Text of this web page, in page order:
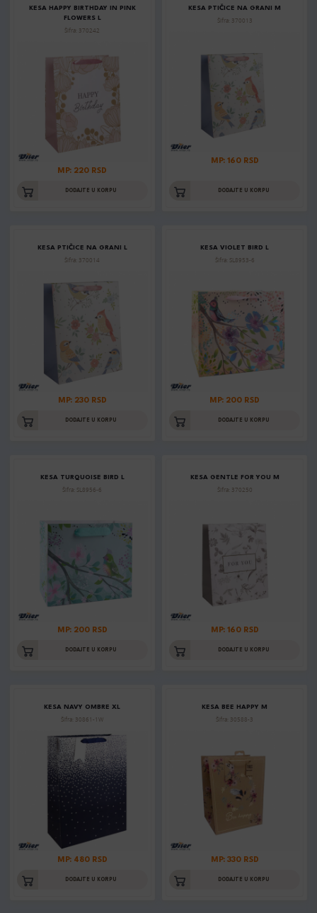
KESA HAPPY BIRTHDAY IN PINK
FLOWERS L
Šifra: 370242
MP: 220 RSD
DODAJTE U KORPU
KESA PTIČICE NA GRANI M
Šifra: 370013
MP: 160 RSD
DODAJTE U KORPU
KESA PTIČICE NA GRANI L
Šifra: 370014
MP: 230 RSD
DODAJTE U KORPU
KESA VIOLET BIRD L
Šifra: SL8953-6
MP: 200 RSD
DODAJTE U KORPU
KESA TURQUOISE BIRD L
Šifra: SL8956-6
MP: 200 RSD
DODAJTE U KORPU
KESA GENTLE FOR YOU M
Šifra: 370250
MP: 160 RSD
DODAJTE U KORPU
KESA NAVY OMBRE XL
Šifra: 30861-1W
MP: 480 RSD
DODAJTE U KORPU
KESA BEE HAPPY M
Šifra: 30588-3
MP: 330 RSD
DODAJTE U KORPU